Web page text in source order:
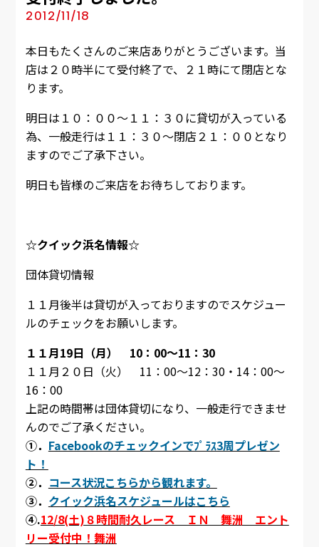
2012/11/18
本日もたくさんのご来店ありがとうございます。当
店は２０時半にて受付終了で、２１時にて閉店とな
ります。
明日は１０：００～１１：３０に貸切が入っている
為、一般走行は１１：３０～閉店２１：００となり
ますのでご了承下さい。
明日も皆様のご来店をお待ちしております。
☆クイック浜名情報☆
団体貸切情報
１１月後半は貸切が入っておりますのでスケジュー
ルのチェックをお願いします。
１１月19日（月） 10：00～11：30
１１月２０日（火） 11：00～12：30・14：00～
16：00
上記の時間帯は団体貸切になり、一般走行できませ
んのでご了承ください。
①． Facebookのチェックインでﾌﾟﾗｽ3周プレゼン
ト！
②． コース状況こちらから観れます。
③． クイック浜名スケジュールはこちら
④.12/8(土)８時間耐久レース ＩＮ 舞洲 エント
リー受付中！舞洲